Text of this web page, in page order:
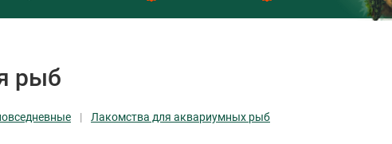
рыб
Лакомства для аквариумных рыб